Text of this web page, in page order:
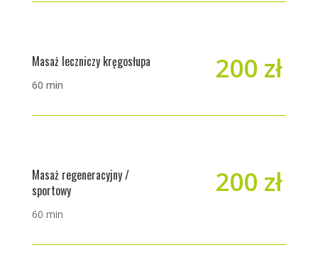
Masaż leczniczy kręgosłupa
60 min
200 zł
Masaż regeneracyjny /
sportowy
60 min
200 zł